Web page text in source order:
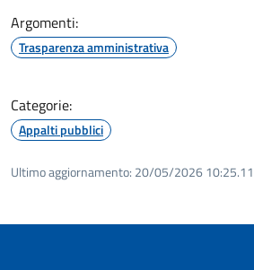
Argomenti:
Trasparenza amministrativa
Categorie:
Appalti pubblici
Ultimo aggiornamento: 20/05/2026 10:25.11